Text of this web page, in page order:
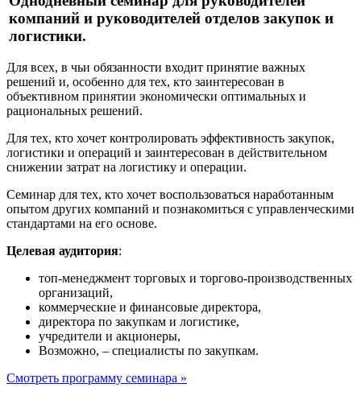
компаний и руководителей отделов закупок и
логистики.
Для всех, в чьи обязанности входит принятие важных
решений и, особенно для тех, кто заинтересован в
объективном принятии экономически оптимальных и
рациональных решений.
Для тех, кто хочет контролировать эффективность закупок,
логистики и операций и заинтересован в действительном
снижении затрат на логистику и операции.
Семинар для тех, кто хочет воспользоваться наработанным
опытом других компаний и познакомиться с управленческими
стандартами на его основе.
Целевая аудитория:
топ-менеджмент торговых и торгово-производственных
организаций,
коммерческие и финансовые директора,
директора по закупкам и логистике,
учредители и акционеры,
Возможно, – специалисты по закупкам.
Смотреть программу семинара »